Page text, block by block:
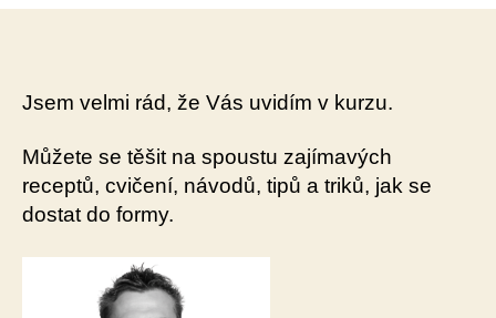
Jsem velmi rád, že Vás uvidím v kurzu.
Můžete se těšit na spoustu zajímavých
receptů, cvičení, návodů, tipů a triků, jak se
dostat do formy.